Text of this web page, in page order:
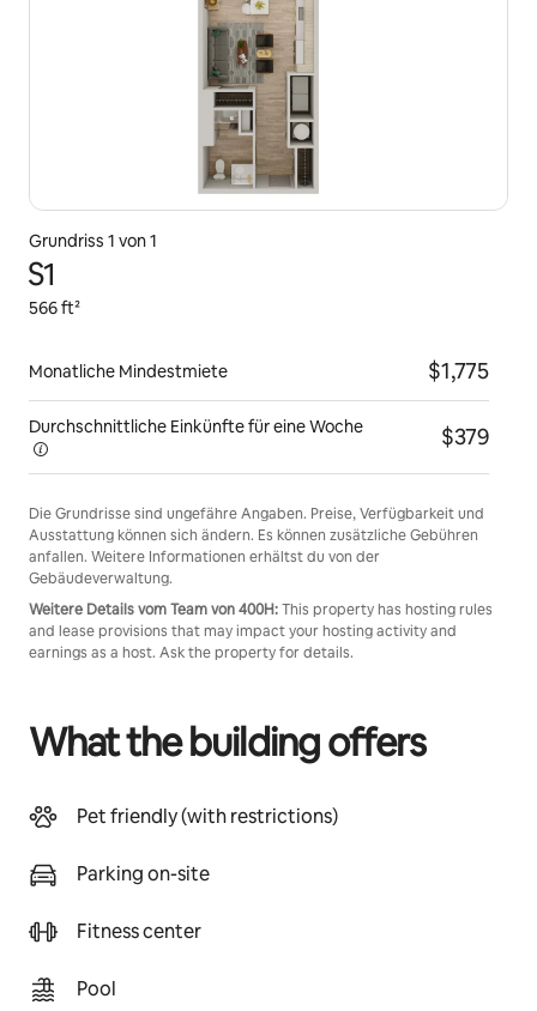
Grundriss 1 von 1
S1
566 ft²
Monatliche Mindestmiete $1,775
Durchschnittliche Einkünfte für eineWoche $379
Die Grundrisse sind ungefähre Angaben. Preise, Verfügbarkeit und
Ausstattung können sich ändern. Es können zusätzliche Gebühren
anfallen. Weitere Informationen erhältst du von der
Gebäudeverwaltung.
Weitere Details vom Team von 400H:This property has hosting rules
and lease provisions that may impact your hosting activity and
earnings as a host. Ask the property for details.
What the building offers
Pet friendly (with restrictions)
Parking on-site
Fitness center
Pool